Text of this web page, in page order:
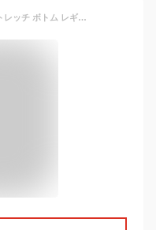
接触冷感 パンツ メンズ 涼しい ストレッチ ボトム レギパン 夏 アイスパンツ Q-MAX0.451 スラックス めちゃ冷たい ファスナー付き レギンスパンツ ロングパンツ 冷感 パンツ イージーパンツ 全5色 6210-0710 ジェネレス